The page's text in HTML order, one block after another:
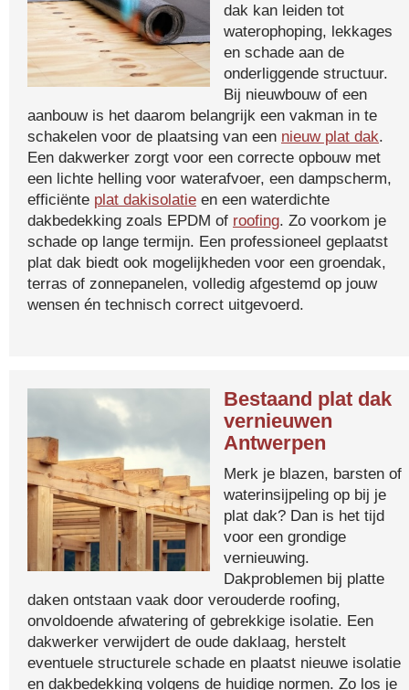
dak kan leiden tot
waterophoping, lekkages
en schade aan de
onderliggende structuur.
Bij nieuwbouw of een
aanbouw is het daarom belangrijk een vakman in te
schakelen voor de plaatsing van een nieuw plat dak.
Een dakwerker zorgt voor een correcte opbouw met
een lichte helling voor waterafvoer, een dampscherm,
efficiënte plat dakisolatie en een waterdichte
dakbedekking zoals EPDM of roofing. Zo voorkom je
schade op lange termijn. Een professioneel geplaatst
plat dak biedt ook mogelijkheden voor een groendak,
terras of zonnepanelen, volledig afgestemd op jouw
wensen én technisch correct uitgevoerd.
Bestaand plat dak
vernieuwen
Antwerpen
Merk je blazen, barsten of
waterinsijpeling op bij je
plat dak? Dan is het tijd
voor een grondige
vernieuwing.
Dakproblemen bij platte
daken ontstaan vaak door verouderde roofing,
onvoldoende afwatering of gebrekkige isolatie. Een
dakwerker verwijdert de oude daklaag, herstelt
eventuele structurele schade en plaatst nieuwe isolatie
en dakbedekking volgens de huidige normen. Zo los je